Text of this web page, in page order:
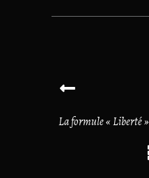
La formule « Liberté »